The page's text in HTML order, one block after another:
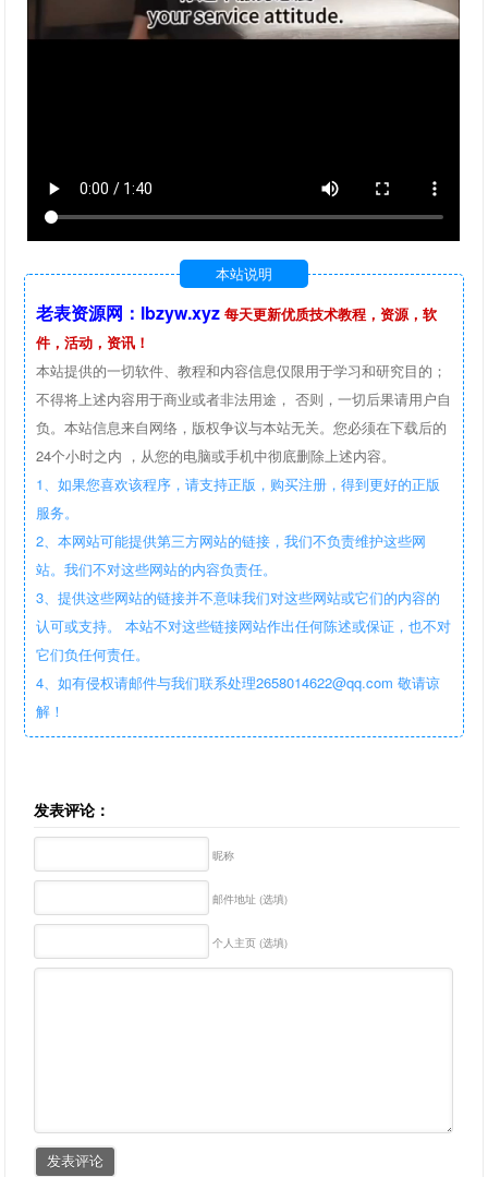
本站说明
老表资源网：lbzyw.xyz 每天更新优质技术教程，资源，软
件，活动，资讯！
本站提供的一切软件、教程和内容信息仅限用于学习和研究目的；
不得将上述内容用于商业或者非法用途， 否则，一切后果请用户自
负。本站信息来自网络，版权争议与本站无关。您必须在下载后的
24个小时之内 ，从您的电脑或手机中彻底删除上述内容。
1、如果您喜欢该程序，请支持正版，购买注册，得到更好的正版
服务。
2、本网站可能提供第三方网站的链接，我们不负责维护这些网
站。我们不对这些网站的内容负责任。
3、提供这些网站的链接并不意味我们对这些网站或它们的内容的
认可或支持。 本站不对这些链接网站作出任何陈述或保证，也不对
它们负任何责任。
4、如有侵权请邮件与我们联系处理2658014622@qq.com 敬请谅
解！
发表评论：
昵称
邮件地址 (选填)
个人主页 (选填)